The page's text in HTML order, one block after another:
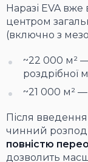
Наразі EVA
центром
(включно з
~22 000 м²
роздрібної
~21 000 м²
Після
чинний
повністю
дозволить